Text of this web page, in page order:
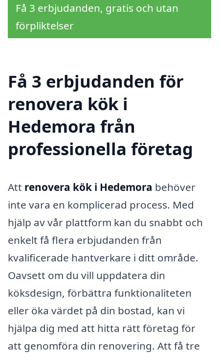
Få 3 erbjudanden, gratis och utan
förpliktelser
Få 3 erbjudanden för
renovera kök i
Hedemora från
professionella företag
Att renovera kök i Hedemora behöver
inte vara en komplicerad process. Med
hjälp av vår plattform kan du snabbt och
enkelt få flera erbjudanden från
kvalificerade hantverkare i ditt område.
Oavsett om du vill uppdatera din
köksdesign, förbättra funktionaliteten
eller öka värdet på din bostad, kan vi
hjälpa dig med att hitta rätt företag för
att genomföra din renovering. Att få tre